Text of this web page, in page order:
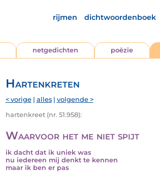
rijmen dichtwoordenboek
netgedichten poëzie
Hartenkreten
< vorige| alles| volgende >
hartenkreet (nr. 51.958):
Waarvoor het me niet spijt
ik dacht dat ik uniek was
nu iedereen mij denkt te kennen
maar ik ben er pas